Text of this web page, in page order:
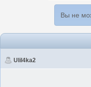
Вы не
Ulil4ka2